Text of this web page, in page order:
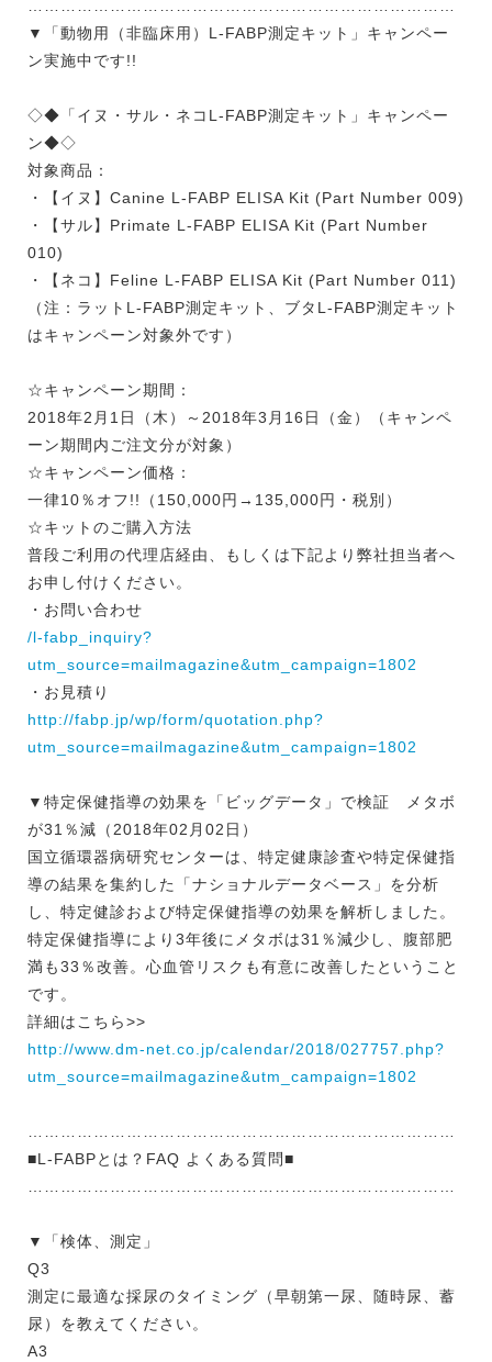
▼「動物用（非臨床用）L-FABP測定キット」キャンペー
ン実施中です!!
◇◆「イヌ・サル・ネコL-FABP測定キット」キャンペー
ン◆◇
対象商品：
・【イヌ】Canine L-FABP ELISA Kit (Part Number 009)
・【サル】Primate L-FABP ELISA Kit (Part Number
010)
・【ネコ】Feline L-FABP ELISA Kit (Part Number 011)
（注：ラットL-FABP測定キット、ブタL-FABP測定キット
はキャンペーン対象外です）
☆キャンペーン期間：
2018年2月1日（木）～2018年3月16日（金）（キャンペ
ーン期間内ご注文分が対象）
☆キャンペーン価格：
一律10％オフ!!（150,000円→135,000円・税別）
☆キットのご購入方法
普段ご利用の代理店経由、もしくは下記より弊社担当者へ
お申し付けください。
・お問い合わせ
/l-fabp_inquiry?
utm_source=mailmagazine&utm_campaign=1802
・お見積り
http://fabp.jp/wp/form/quotation.php?
utm_source=mailmagazine&utm_campaign=1802
▼特定保健指導の効果を「ビッグデータ」で検証 メタボ
が31％減（2018年02月02日）
国立循環器病研究センターは、特定健康診査や特定保健指
導の結果を集約した「ナショナルデータベース」を分析
し、特定健診および特定保健指導の効果を解析しました。
特定保健指導により3年後にメタボは31％減少し、腹部肥
満も33％改善。心血管リスクも有意に改善したということ
です。
詳細はこちら>>
http://www.dm-net.co.jp/calendar/2018/027757.php?
utm_source=mailmagazine&utm_campaign=1802
■L-FABPとは？FAQ よくある質問■
▼「検体、測定」
Q3
測定に最適な採尿のタイミング（早朝第一尿、随時尿、蓄
尿）を教えてください。
A3